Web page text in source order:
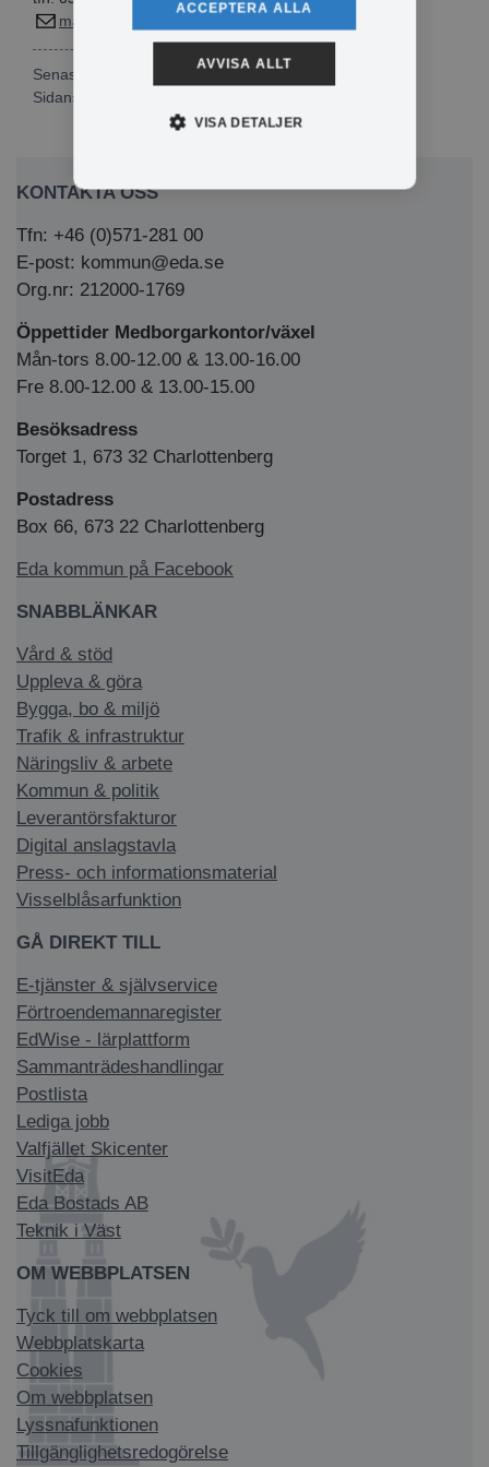
madeleine.jonsson@eda.se
Senast publicerad: 2024-01-15
Sidansvarig:
KONTAKTA OSS
Tfn: +46 (0)571-281 00
E-post: kommun@eda.se
Org.nr: 212000-1769
Öppettider Medborgarkontor/växel
Mån-tors 8.00-12.00 & 13.00-16.00
Fre 8.00-12.00 & 13.00-15.00
Besöksadress
Torget 1, 673 32 Charlottenberg
Postadress
Box 66, 673 22 Charlottenberg
Eda kommun på Facebook
SNABBLÄNKAR
Vård & stöd
Uppleva & göra
Bygga, bo & miljö
Trafik & infrastruktur
Näringsliv & arbete
Kommun & politik
Leverantörsfakturor
Digital anslagstavla
Press- och informationsmaterial
Visselblåsarfunktion
GÅ DIREKT TILL
E-tjänster & självservice
Förtroendemannaregister
EdWise - lärplattform
Sammanträdeshandlingar
Postlista
Lediga jobb
Valfjället Skicenter
VisitEda
Eda Bostads AB
Teknik i Väst
OM WEBBPLATSEN
Tyck till om webbplatsen
Webbplatskarta
Cookies
Om webbplatsen
Lyssnafunktionen
Tillgänglighetsredogörelse
ACCEPTERA ALLA
AVVISA ALLT
VISA DETALJER